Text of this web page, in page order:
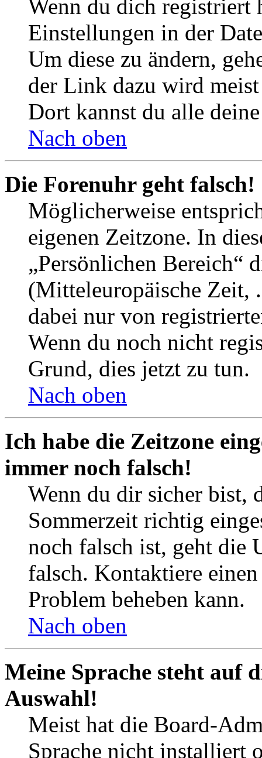
Wenn du dich registriert
Einstellungen in der
Um diese zu ändern,
der Link dazu wird
Dort kannst du alle
Nach oben
Die Forenuhr geht falsch!
Möglicherweise
eigenen Zeitzone. In
„Persönlichen Bereich“
(Mitteleuropäische Zeit,
dabei nur von
Wenn du noch nicht
Grund, dies jetzt zu tun.
Nach oben
Ich habe die Zeitzone
immer noch falsch!
Wenn du dir sicher bist,
Sommerzeit richtig
noch falsch ist, geht die
falsch. Kontaktiere
Problem beheben kann.
Nach oben
Meine Sprache steht auf
Auswahl!
Meist hat die Board-
Sprache nicht installiert